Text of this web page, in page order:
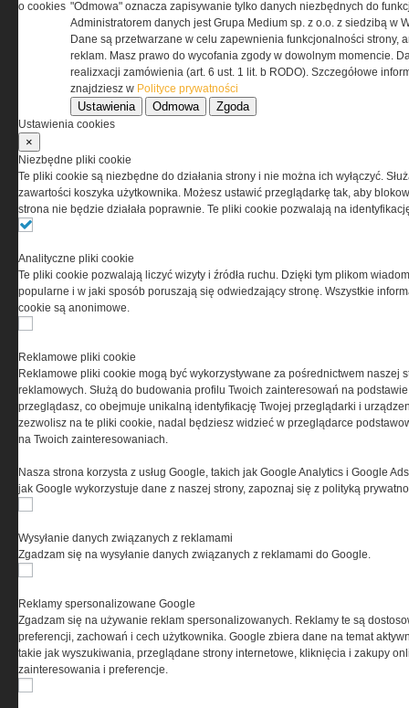
REGULAMIN
Regulamin określa zasady korzystania z portalu
www.special-ops.pl
Korzystanie z portalu jest równoznaczne
przez Grupa MEDIUM Spółka z ograniczoną
odpowiedzialnością Spółka komandytowa, nr KRS:
0000537655, NIP 1132860378, REGON 146393437
(zwana dalej Grupa MEDIUM) w postaci Regulaminu.
Ta witryna wykorzystuje pliki cookies do przechowywania
informacji na Twoim komputerze. Pliki cookies stosujemy
w celu świadczenia usług na najwyższym poziomie,
w tym w sposób dostosowany do indywidualnych potrzeb.
cookies oznacza, że będą one zamieszczane w Twoim
urządzeniu końcowym. W każdym momencie możesz
dokonać zmiany ustawień przeglądarki dotyczących
serwisu prosimy o zapoznanie się z naszą
prywatności
oraz informacją o cookies
o cookies "Odmowa" oznacza zapisywanie tylko danych niezbędnych do
Administratorem danych jest Grupa Medium sp. z o.o. z siedzibą w
Dane są przetwarzane w celu zapewnienia funkcjonalności strony,
reklam. Masz prawo do wycofania zgody w dowolnym momencie.
realizxacji zamówienia (art. 6 ust. 1 lit. b RODO). Szczegółowe
znajdziesz w Polityce prywatności
Ustawienia Odmowa Zgoda
Ustawienia cookies
×
Niezbędne pliki cookie
Te pliki cookie są niezbędne do działania strony i nie można ich wyłączyć.
zawartości koszyka użytkownika. Możesz ustawić przeglądarkę tak, aby
strona nie będzie działała poprawnie. Te pliki cookie pozwalają na
Analityczne pliki cookie
Te pliki cookie pozwalają liczyć wizyty i źródła ruchu. Dzięki tym plikom
popularne i w jaki sposób poruszają się odwiedzający stronę. Wszystkie
cookie są anonimowe.
Reklamowe pliki cookie
Reklamowe pliki cookie mogą być wykorzystywane za pośrednictwem naszej
reklamowych. Służą do budowania profilu Twoich zainteresowań na
przeglądasz, co obejmuje unikalną identyfikację Twojej przeglądarki i
zezwolisz na te pliki cookie, nadal będziesz widzieć w przeglądarce
na Twoich zainteresowaniach.
Nasza strona korzysta z usług Google, takich jak Google Analytics i Google
jak Google wykorzystuje dane z naszej strony, zapoznaj się z polityką
Wysyłanie danych związanych z reklamami
Zgadzam się na wysyłanie danych związanych z reklamami do Google.
Reklamy spersonalizowane Google
Zgadzam się na używanie reklam spersonalizowanych. Reklamy te są
preferencji, zachowań i cech użytkownika. Google zbiera dane na temat
takie jak wyszukiwania, przeglądane strony internetowe, kliknięcia i zakupy
zainteresowania i preferencje.